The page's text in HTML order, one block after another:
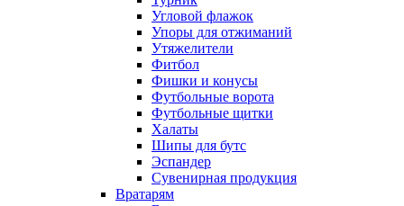
Угловой флажок
Упоры для отжиманий
Утяжелители
Фитбол
Фишки и конусы
Футбольные ворота
Футбольные щитки
Халаты
Шипы для бутс
Эспандер
Сувенирная продукция
Вратарям